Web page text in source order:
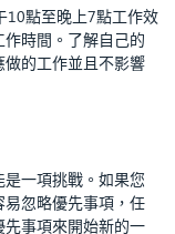
10點至晚上7點工作效
時間。了解自己的
的工作並且不影響
一項挑戰。如果您
忽略優先事項，任
事項來開始新的一